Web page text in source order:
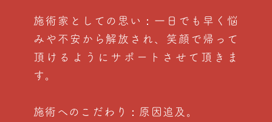
施術家としての思い：一日でも早く悩
みや不安から解放され、笑顔で帰って
頂けるようにサポートさせて頂きま
す。
施術へのこだわり：原因追及。